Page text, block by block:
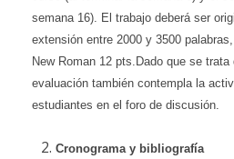
semana 16). El trabajo deberá ser
extensión entre 2000 y 3500 palabras,
New Roman 12 pts. Dado que se
evaluación también contempla la
estudiantes en el foro de discusión.
Cronograma y bibliografía